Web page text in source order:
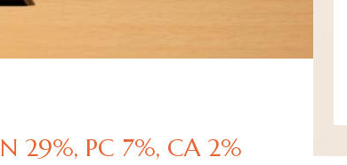
29%, PC 7%, CA 2%